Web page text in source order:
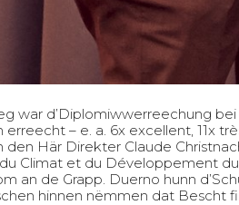
war d’Diplomiwwerreechung
– e. a. 6x excellent, 11x
den Här Direkter Claude
du Climat et du Développement
an de Grapp. Duerno hunn
hinnen nëmmen dat Bescht